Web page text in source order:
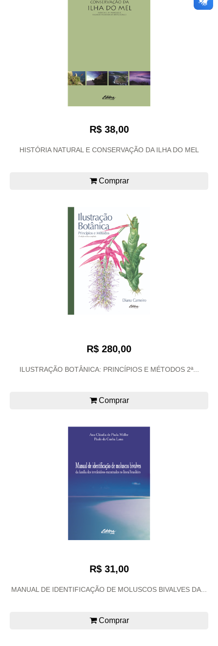
R$ 38,00
HISTÓRIA NATURAL E CONSERVAÇÃO DA ILHA DO MEL
Comprar
R$ 280,00
ILUSTRAÇÃO BOTÂNICA: PRINCÍPIOS E MÉTODOS 2ª...
Comprar
R$ 31,00
MANUAL DE IDENTIFICAÇÃO DE MOLUSCOS BIVALVES DA...
Comprar